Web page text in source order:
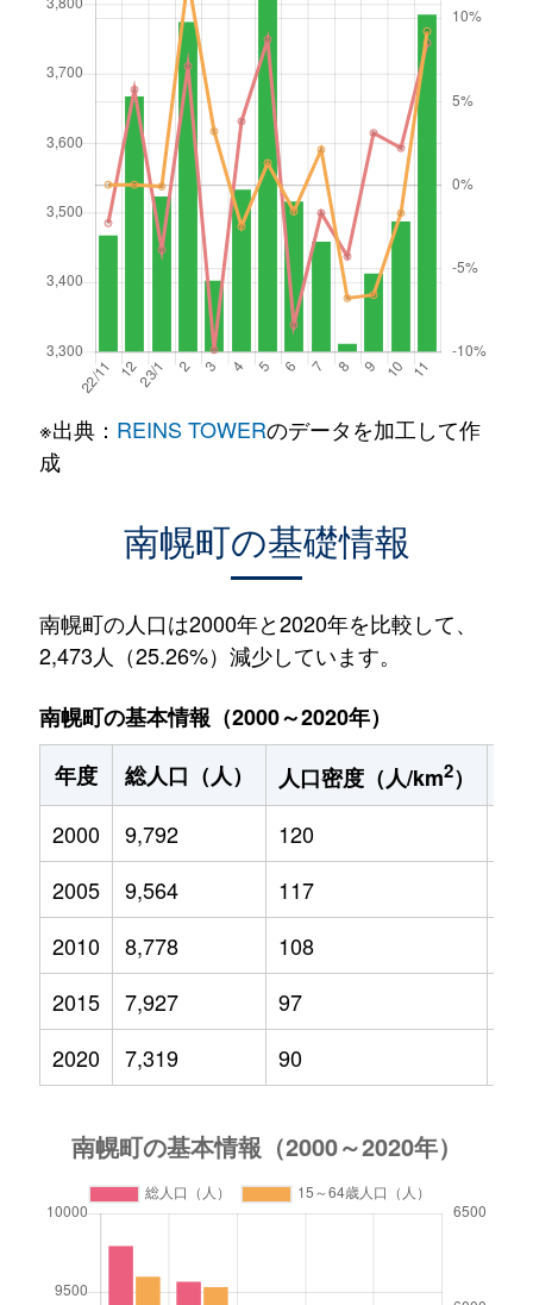
※出典： REINS TOWERのデータを加工して作
成
南幌町の基礎情報
南幌町の人口は2000年と2020年を比較して、
2,473人（25.26%）減少しています。
南幌町の基本情報（2000～2020年）
年度
総人口（人） 人口密度（人/km2）
2000
9,792 120
2005
9,564 117
2010
8,778 108
2015
7,927 97
2020
7,319 90